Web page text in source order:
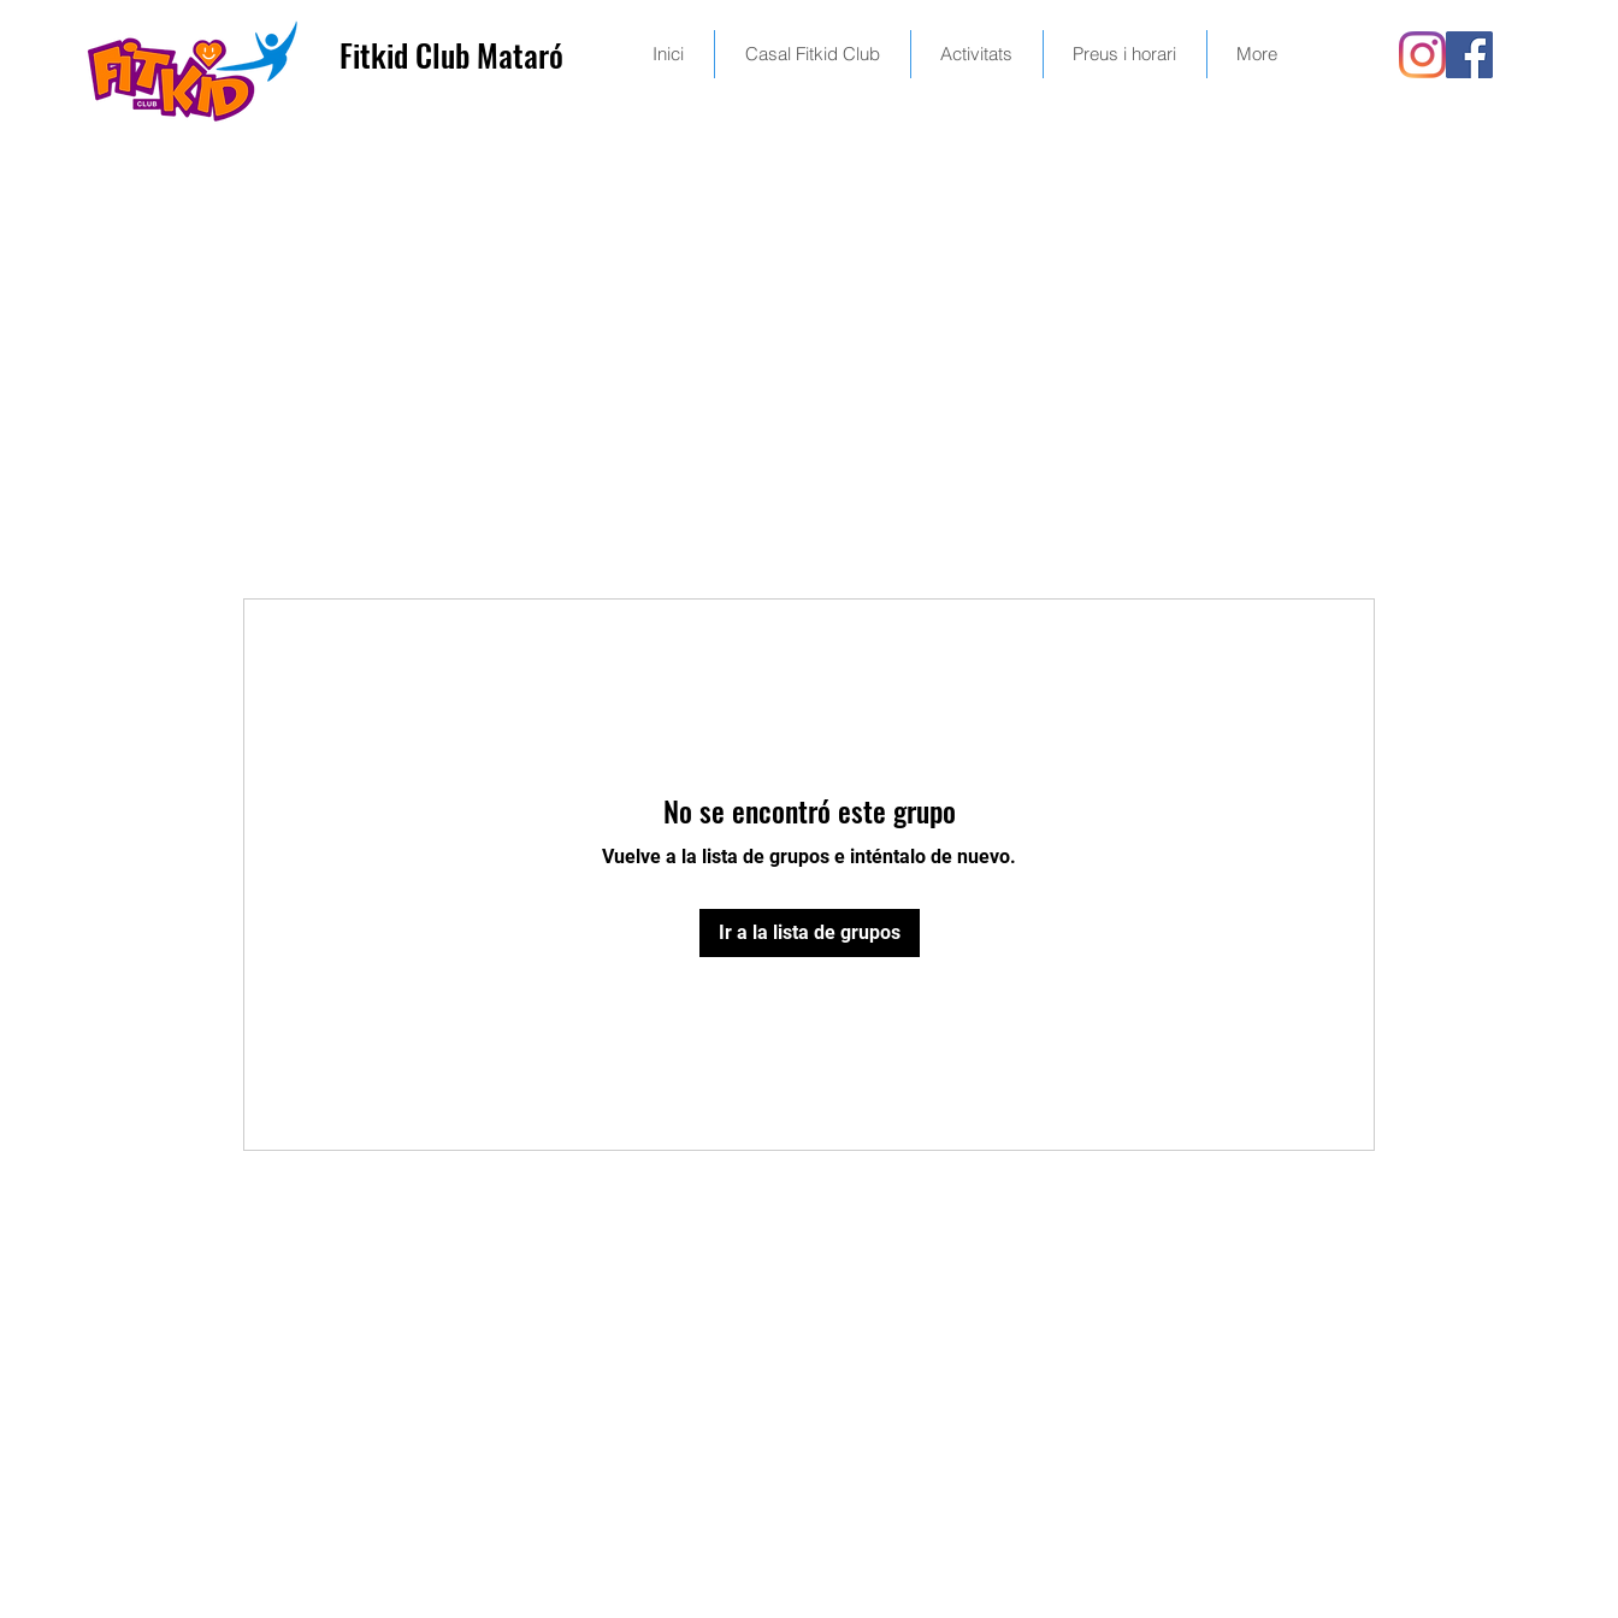
Inici Casal Fitkid Club Activitats Preus i horari More
Fitkid Club Mataró
No se encontró este grupo
Vuelve a la lista de grupos e inténtalo de nuevo.
Ir a la lista de grupos